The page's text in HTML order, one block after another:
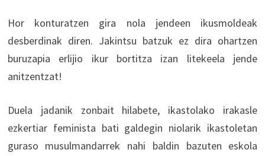
Hor konturatzen gira nola jendeen ikusmoldeak
desberdinak diren. Jakintsu batzuk ez dira ohartzen
buruzapia erlijio ikur bortitza izan litekeela jende
anitzentzat!
Duela jadanik zonbait hilabete, ikastolako irakasle
ezkertiar feminista bati galdegin niolarik ikastoletan
guraso musulmandarrek nahi baldin bazuten eskola